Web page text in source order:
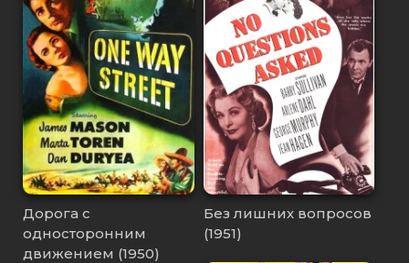
Дорога с
односторонним
движением (1950)
Без лишних вопросов
(1951)